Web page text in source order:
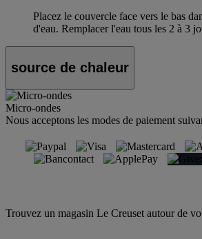
Placez le couvercle face vers le bas
d'eau. Remplacer l'eau tous les 2 à 3
source de chaleur
Micro-ondes
Nous acceptons les modes de paiement
Trouvez un magasin Le Creuset autour de